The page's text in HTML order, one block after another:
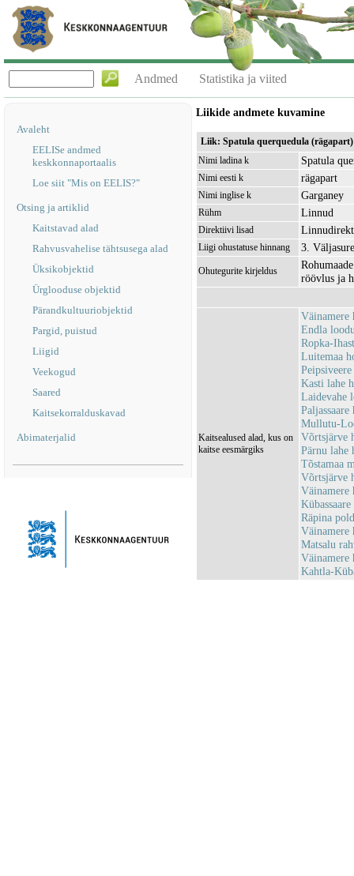
Andmed Statistika ja viited
Avaleht
EELISe andmed
keskkonnaportaalis
Loe siit "Mis on EELIS?"
Otsing ja artiklid
Kaitstavad alad
Rahvusvahelise tähtsusega alad
Üksikobjektid
Ürglooduse objektid
Pärandkultuuriobjektid
Pargid, puistud
Liigid
Veekogud
Saared
Kaitsekorralduskavad
Abimaterjalid
Liikide andmete kuvamine
Liik: Spatula querquedula (rägapart)
Nimi ladina k
Spatula
Nimi eesti k rägapart
Nimi inglise k Garganey
Rühm Linnud
Direktiivi lisad
Liigi ohustatuse hinnang 3.
Ohutegurite kirjeldus
röövlus ja
Kaitsealused alad, kus on
kaitse eesmärgiks
Endla
Ropka-
Luitemaa
Kasti lahe
Laidevahe
Mullutu-
Võrtsjärve
Pärnu lahe
Tõstamaa
Võrtsjärve
Väinamere
Räpina
Väinamere
Matsalu
Väinamere
Kahtla-